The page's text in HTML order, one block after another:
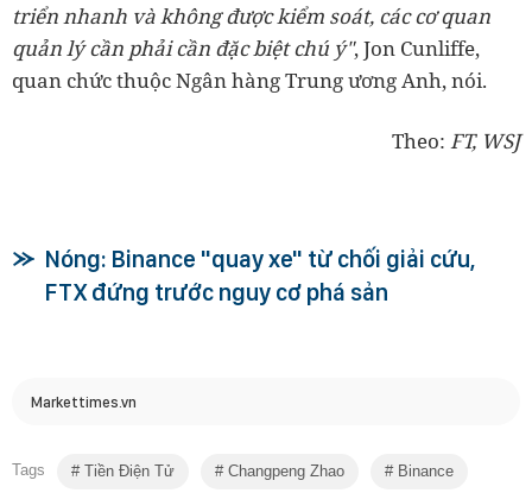
triển nhanh và không được kiểm soát, các cơ quan
quản lý cần phải cần đặc biệt chú ý", Jon Cunliffe,
quan chức thuộc Ngân hàng Trung ương Anh, nói.
Theo: FT, WSJ
Nóng: Binance "quay xe" từ chối giải cứu,
FTX đứng trước nguy cơ phá sản
Markettimes.vn
Tags Tiền Điện Tử Changpeng Zhao Binance